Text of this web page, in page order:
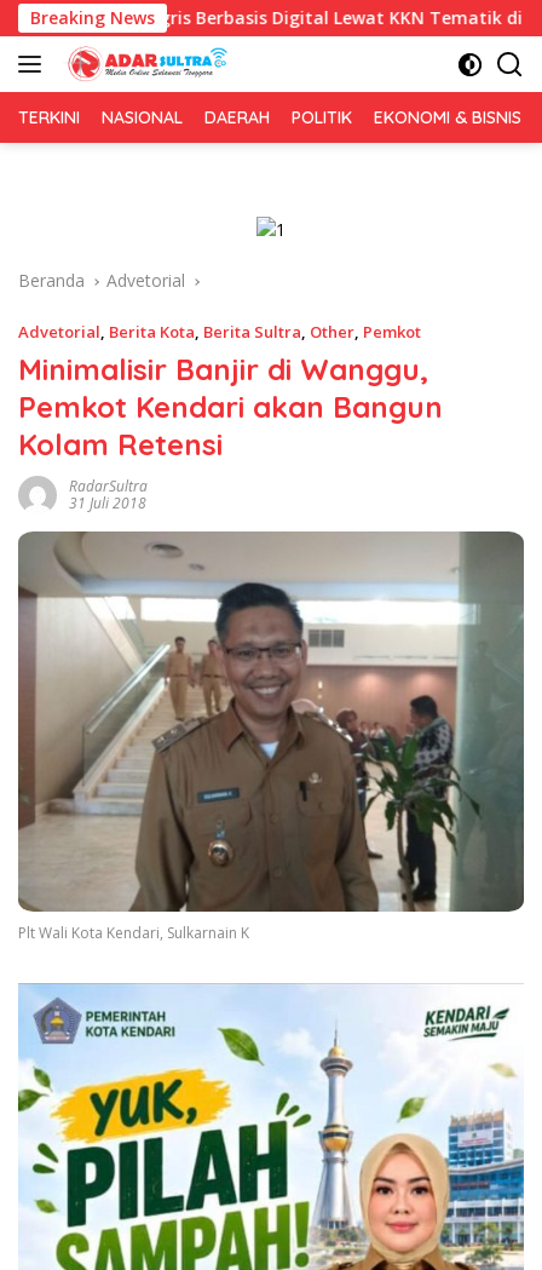
Langsung
ke
konten
Breaking News
Berbasis Digital Lewat KKN Tematik di Desa Alebo
TERKINI NASIONAL DAERAH POLITIK EKONOMI & BISNIS
Beranda Advetorial
Advetorial, Berita Kota, Berita Sultra, Other, Pemkot
Minimalisir Banjir di Wanggu,
Pemkot Kendari akan Bangun
Kolam Retensi
RadarSultra
31 Juli 2018
Plt Wali Kota Kendari, Sulkarnain K